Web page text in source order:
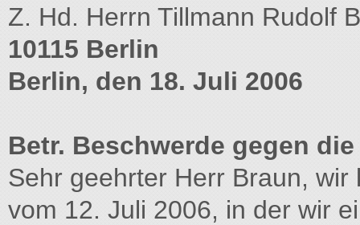
Z. Hd. Herrn Tillmann Rudolf
10115 Berlin
Berlin, den 18. Juli 2006
Betr. Beschwerde gegen
Sehr geehrter Herr Braun,
vom 12. Juli 2006, in der wir